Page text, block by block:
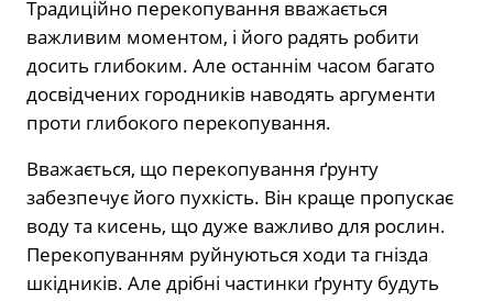
Традиційно перекопування вважається
важливим моментом, і його радять робити
досить глибоким. Але останнім часом багато
досвідчених городників наводять аргументи
проти глибокого перекопування.
Вважається, що перекопування ґрунту
забезпечує його пухкість. Він краще пропускає
воду та кисень, що дуже важливо для рослин.
Перекопуванням руйнуються ходи та гнізда
шкідників. Але дрібні частинки ґрунту будуть